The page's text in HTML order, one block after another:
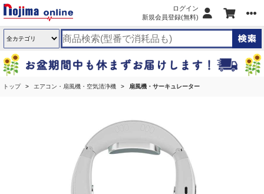
ログイン
新規会員登録(無料)
トップ エアコン・扇風機・空気清浄機 扇風機・サーキュレーター